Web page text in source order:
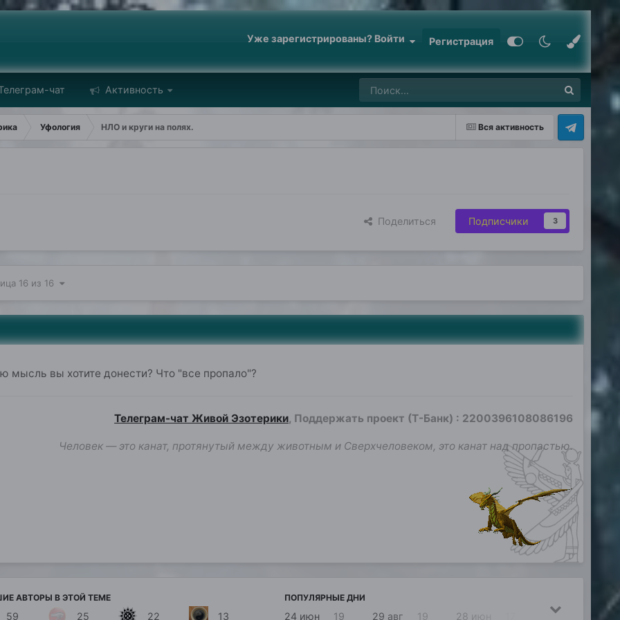
Уже зарегистрированы? Войти Регистрация
чат Активность
Вся активность
Уфология НЛО и круги на полях.
Поделиться Подписчики 3
16 из 16
мысль вы хотите донести? Что "все пропало"?
Телеграм-чат Живой Эзотерики, Поддержать проект (Т-Банк) : 2200396108086196
Человек — это канат, протянутый между животным и Сверхчеловеком, это канат над пропастью.
АВТОРЫ В ЭТОЙ ТЕМЕ
59 25 22 13
ПОПУЛЯРНЫЕ ДНИ
24 июн 19 29 авг 19 28 июн 22 окт